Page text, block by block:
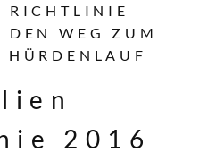
RICHTLINIE
WEG ZUM
2016